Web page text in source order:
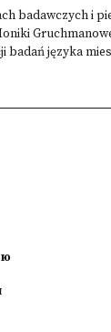
badawczych i
badań języka